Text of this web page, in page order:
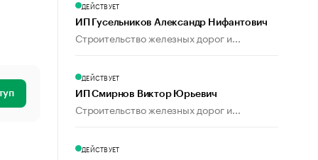
ДЕЙСТВУЕТ
ИП Гусельников Александр Нифантович
Строительство железных дорог и...
ДЕЙСТВУЕТ
ИП Смирнов Виктор Юрьевич
Строительство железных дорог и...
ДЕЙСТВУЕТ